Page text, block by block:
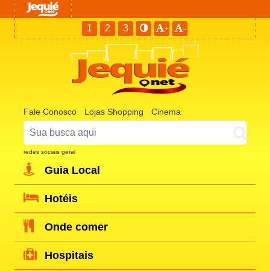
1 2 3 + -
Fale Conosco Lojas Shopping Cinema
redes sociais geral
Guia Local
Hotéis
Onde comer
Hospitais